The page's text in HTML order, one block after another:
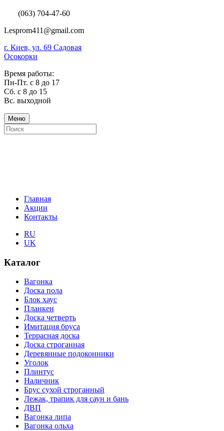
(063) 704-47-60
Lesprom411@gmail.com
г. Киев, ул. 69 Садовая
Осокорки
Время работы:
Пн-Пт. с 8 до 17
Сб. с 8 до 15
Вс. выходной
Меню
Главная
Акции
Контакты
RU
UK
Каталог
Вагонка
Доска пола
Блок хаус
Планкен
Доска четверть
Имитация бруса
Террасная доска
Доска строганная
Деревянные подоконники
Уголок
Плинтус
Наличник
Брус сухой строганный
Лежак, трапик для саун и бань
ДВП
Вагонка липа
Вагонка ольха